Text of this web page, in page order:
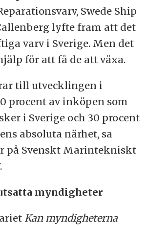
Swede Ship
lyfte fram att det
varv i Sverige. Men det
för att få de att växa.
till utvecklingen i
procent av inköpen som
i Sverige och 30 procent
absoluta närhet, sa
på Svenskt Marintekniskt
myndigheter
Kan myndigheterna